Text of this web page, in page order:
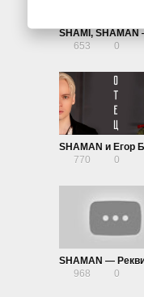
653
0
770
0
968
0